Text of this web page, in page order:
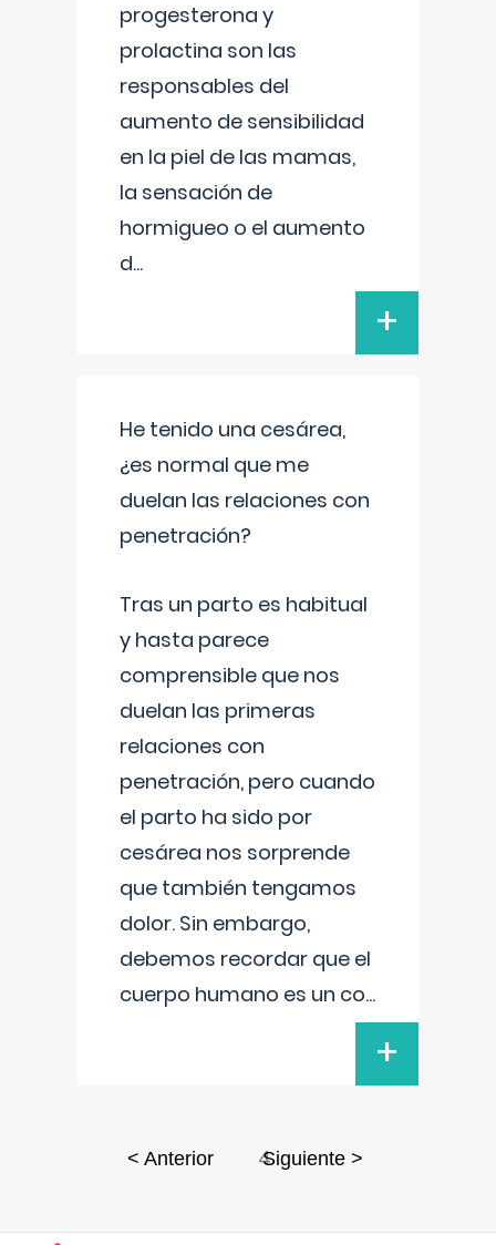
progesterona y
prolactina son las
responsables del
aumento de sensibilidad
en la piel de las mamas,
la sensación de
hormigueo o el aumento
d...
+
He tenido una cesárea,
¿es normal que me
duelan las relaciones con
penetración?
Tras un parto es habitual
y hasta parece
comprensible que nos
duelan las primeras
relaciones con
penetración, pero cuando
el parto ha sido por
cesárea nos sorprende
que también tengamos
dolor. Sin embargo,
debemos recordar que el
cuerpo humano es un co...
+
< Anterior 4
Siguiente >